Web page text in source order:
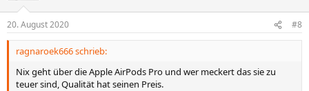
20. August 2020 #8
ragnaroek666 schrieb:
Nix geht über die Apple AirPods Pro und wer meckert das sie zu
teuer sind, Qualität hat seinen Preis.